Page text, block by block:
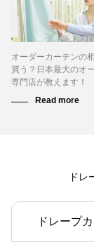
オーダーカーテンの
買う？日本最大のオ
専門店が教えます！
ドレ
ドレープ